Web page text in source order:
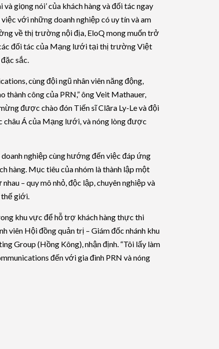
giọng nói’ của khách hàng và đối tác ngay
với những doanh nghiệp có uy tín và am
về thị trường nội địa, EloQ mong muốn trở
các đối tác của Mạng lưới tại thị trường Việt
sắc.
cùng đội ngũ nhân viên năng động,
thành công của PRN,” ông Veit Mathauer,
được chào đón Tiến sĩ Clāra Ly-Le và đội
Á của Mạng lưới, và nóng lòng được
nghiệp cùng hướng đến việc đáp ứng
hàng. Mục tiêu của nhóm là thành lập một
– quy mô nhỏ, độc lập, chuyên nghiệp và
giới.
khu vực để hỗ trợ khách hàng thực thi
viên Hội đồng quản trị – Giám đốc nhánh khu
Group (Hồng Kông), nhận định. “Tôi lấy làm
đến với gia đình PRN và nóng